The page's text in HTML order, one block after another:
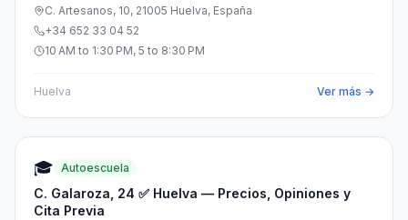
C. Artesanos, 10, 21005 Huelva, España
+34 652 33 04 52
10 AM to 1:30 PM, 5 to 8:30 PM
Huelva Ver más →
🎓 Autoescuela
C. Galaroza, 24 ✅ Huelva — Precios, Opiniones y
Cita Previa